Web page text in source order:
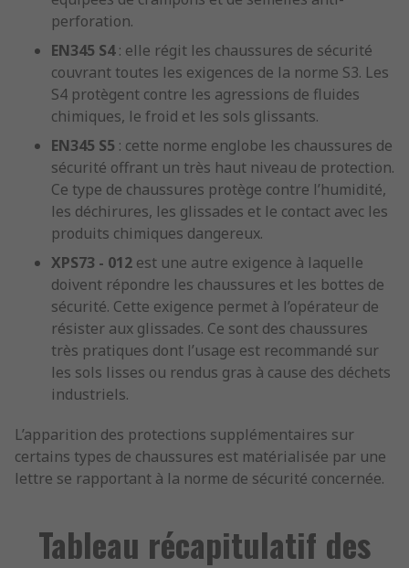
perforation.
EN345 S4: elle régit les chaussures de sécurité
couvrant toutes les exigences de la norme S3. Les
S4 protègent contre les agressions de fluides
chimiques, le froid et les sols glissants.
EN345 S5 : cette norme englobe les chaussures de
sécurité offrant un très haut niveau de protection.
Ce type de chaussures protège contre l’humidité,
les déchirures, les glissades et le contact avec les
produits chimiques dangereux.
XPS73 - 012 est une autre exigence à laquelle
doivent répondre les chaussures et les bottes de
sécurité. Cette exigence permet à l’opérateur de
résister aux glissades. Ce sont des chaussures
très pratiques dont l’usage est recommandé sur
les sols lisses ou rendus gras à cause des déchets
industriels.
L’apparition des protections supplémentaires sur
certains types de chaussures est matérialisée par une
lettre se rapportant à la norme de sécurité concernée.
Tableau récapitulatif des